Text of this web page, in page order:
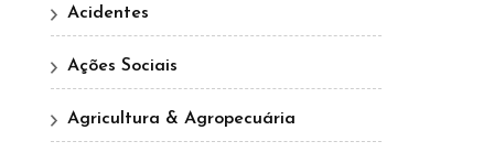
Acidentes
Ações Sociais
Agricultura & Agropecuária